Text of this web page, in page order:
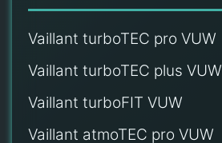
Vaillant turboTEC pro VUW
Vaillant turboTEC plus VUW
Vaillant turboFIT VUW
Vaillant atmoTEC pro VUW